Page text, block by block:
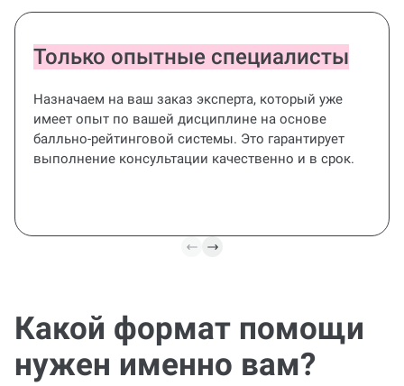
Только опытные специалисты
Назначаем на ваш заказ эксперта, который уже
имеет опыт по вашей дисциплине на основе
балльно-рейтинговой системы. Это гарантирует
выполнение консультации качественно и в срок.
Какой формат помощи
нужен именно вам?
подготовка
Поможем с отдельной
главой или частью: от
Нужна